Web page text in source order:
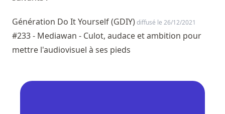
Génération Do It Yourself (GDIY)diffusé le 26/12/2021
#233 - Mediawan - Culot, audace et ambition pour
mettre l'audiovisuel à ses pieds